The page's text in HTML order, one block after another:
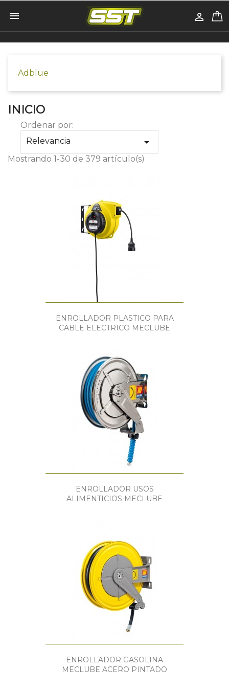
 
Adblue
INICIO
Ordenar por:
Relevancia

Mostrando 1-30 de 379 artículo(s)
ENROLLADOR PLASTICO PARA
CABLE ELECTRICO MECLUBE
ENROLLADOR USOS
ALIMENTICIOS MECLUBE
ENROLLADOR GASOLINA
MECLUBE ACERO PINTADO